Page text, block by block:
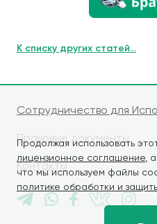
Продолжая использовать
лицензионное соглашение ,
что мы используем файлы
политике обработки и
К списку других статей...
Сотрудничество для
Правовые документы
Контакты